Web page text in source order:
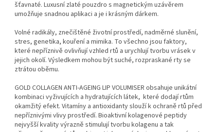
šťavnaté. Luxusní zlaté pouzdro s magnetickým uzávěrem
umožňuje snadnou aplikaci a je i krásným dárkem.
Volné radikály, znečištěné životní prostředí, nadměrné slunění,
stres, genetika, kouření a mimika. To všechno jsou faktory,
které nepříznivě ovlivňují vzhled rtů a urychlují tvorbu vrásek v
jejich okolí. Výsledkem mohou být suché, rozpraskané rty se
ztrátou oběmu.
GOLD COLLAGEN ANTI-AGEING LIP VOLUMISER obsahuje unikátní
kombinaci vyživujících a hydratujících látek, které dodají rtům
okamžitý efekt. Vitamíny a antioxidanty slouží k ochraně rtů před
nepříznivými vlivy prostředí. Bioaktivní kolagenové peptidy
nejvyšší kvality výrazně stimulují tvorbu kolagenu a tak